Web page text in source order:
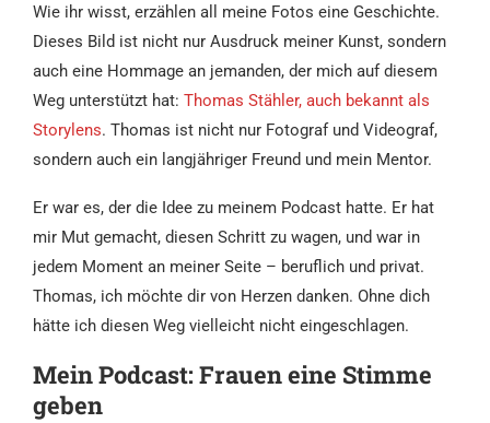
Wie ihr wisst, erzählen all meine Fotos eine Geschichte.
Dieses Bild ist nicht nur Ausdruck meiner Kunst, sondern
auch eine Hommage an jemanden, der mich auf diesem
Weg unterstützt hat: Thomas Stähler, auch bekannt als
Storylens. Thomas ist nicht nur Fotograf und Videograf,
sondern auch ein langjähriger Freund und mein Mentor.
Er war es, der die Idee zu meinem Podcast hatte. Er hat
mir Mut gemacht, diesen Schritt zu wagen, und war in
jedem Moment an meiner Seite – beruflich und privat.
Thomas, ich möchte dir von Herzen danken. Ohne dich
hätte ich diesen Weg vielleicht nicht eingeschlagen.
Mein Podcast: Frauen eine Stimme
geben